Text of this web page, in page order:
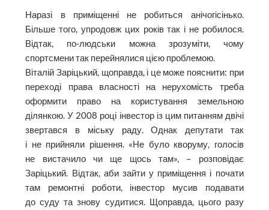
Наразі в приміщенні не робиться анічогісінько.
Більше того, упродовж цих років так і не робилося.
Відтак, по‑людськи можна зрозуміти, чому
спортсмени так перейнялися цією проблемою.
Віталій Заріцький, щоправда, і це може пояснити: при
переході права власності на нерухомість треба
оформити право на користування земельною
ділянкою. У 2008 році інвестор із цим питанням двічі
звертався в міську раду. Однак депутати так
і не прийняли рішення. «Не було кворуму, голосів
не вистачило чи ще щось там», – розповідає
Заріцький. Відтак, аби зайти у приміщення і почати
там ремонтні роботи, інвестор мусив подавати
до суду та знову судитися. Щоправда, цього разу